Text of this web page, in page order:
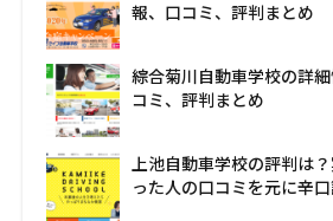
報、口コミ、評判まとめ
綜合菊川自動車学校の詳
コミ、評判まとめ
上池自動車学校の評判は
った人の口コミを元に辛